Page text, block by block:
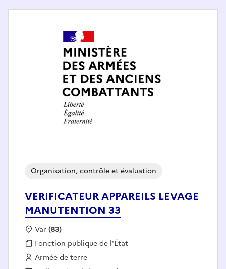
VERIFICATEUR APPAREILS LEVAGE
MANUTENTION 33
Organisation, contrôle et évaluation
Localisation :
Var (83)
Fonction publique :
Fonction publique de l'État
Employeur :
Armée de terre